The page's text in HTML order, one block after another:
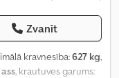
Zvanīt
kravnesība:627 kg,
ass , krautuves garums: